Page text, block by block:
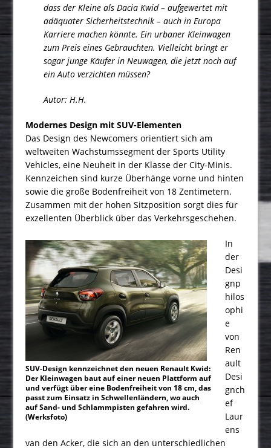
dass der Kleine als Dacia Kwid – aufgewertet mit
adäquater Sicherheitstechnik – auch in Europa
Karriere machen könnte. Ein urbaner Kleinwagen
zum Preis eines Gebrauchten. Vielleicht bringt er
sogar junge Käufer in Neuwagen, die jetzt noch auf
ein Auto verzichten müssen?
Autor: H.H.
Modernes Design mit SUV-Elementen
Das Design des Newcomers orientiert sich am
weltweiten Wachstumssegment der Sports Utility
Vehicles, eine Neuheit in der Klasse der City-Minis.
Kennzeichen sind kurze Überhänge vorne und hinten
sowie die große Bodenfreiheit von 18 Zentimetern.
Zusammen mit der hohen Sitzposition sorgt dies für
exzellenten Überblick über das Verkehrsgeschehen.
SUV-Design kennzeichnet den neuen Renault Kwid:
Der Kleinwagen baut auf einer neuen Plattform auf
und verfügt über eine Bodenfreiheit von 18 cm, das
passt zum Einsatz in Schwellenländern, wo auch
auf Sand- und Schlammpisten gefahren wird.
(Werksfoto)
In
der
Desi
gnp
hilos
ophi
e
von
Ren
ault
Desi
gnch
ef
Laur
ens
van den Acker, die sich an den unterschiedlichen